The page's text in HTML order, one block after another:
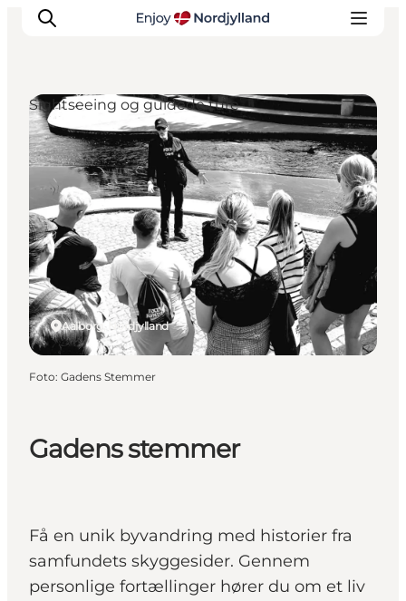
Oplevelser og aktiviteter
Planlæg din tur
Byer og steder
Guides
Det sker
For børn
Gadens stemmer
Få en unik byvandring med historier fra
samfundets skyggesider. Gennem
personlige fortællinger hører du om et liv
Aalborg, Nordjylland
Sightseeing og guidede ture
Foto: Gadens Stemmer